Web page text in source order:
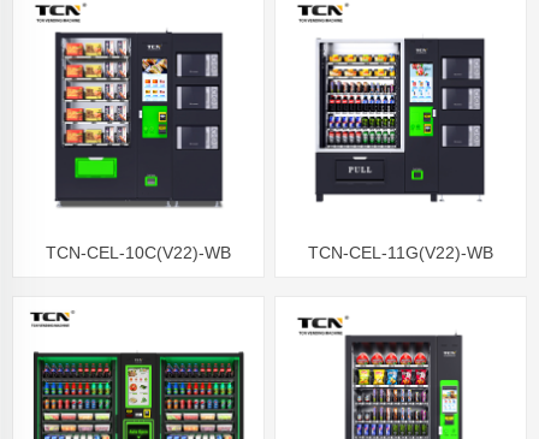
Sałatka Owocowa Automat Z
Ekranem Dotykowym
Świeże warzywa Automat do
sałatek z ekranem dotykowym
TCN-CEL-10C(V22)-WB
automat do sprzedaży
mikrofalówka podgrzewanie
TCN-CEL-11G(V22)-WB
żywności z windą i
podgrzewaniem mikrofalowym